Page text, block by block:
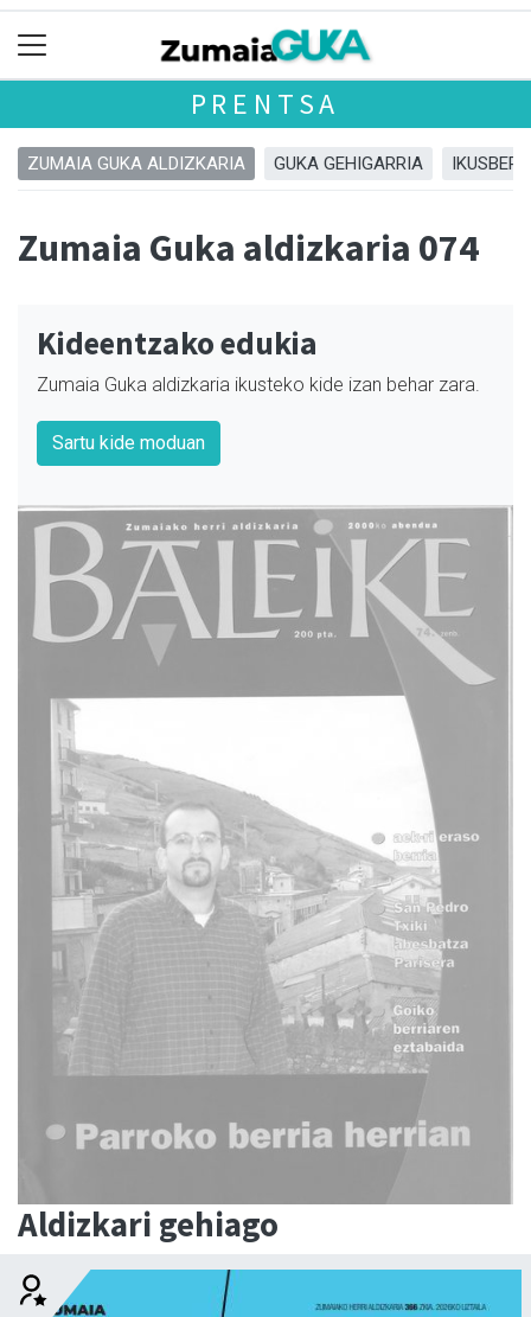
PRENTSA
ZUMAIA GUKA ALDIZKARIA GUKA GEHIGARRIA IKUSBERA
Zumaia Guka aldizkaria 074
Kideentzako edukia
Zumaia Guka aldizkaria ikusteko kide izan behar zara.
Sartu kide moduan
Aldizkari gehiago